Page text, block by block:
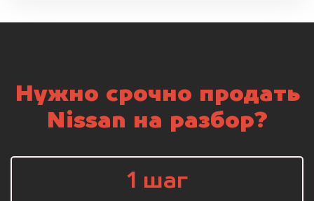
Нужно срочно продать
Nissan на разбор?
1 шаг